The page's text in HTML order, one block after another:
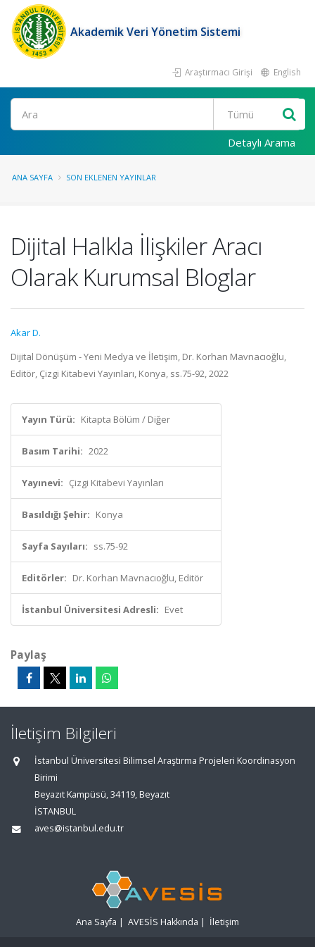
Akademik Veri Yönetim Sistemi
Araştırmacı Girişi English
Ara
Detaylı Arama
ANA SAYFA SON EKLENEN YAYINLAR
Dijital Halkla İlişkiler Aracı
Olarak Kurumsal Bloglar
Akar D.
Dijital Dönüşüm - Yeni Medya ve İletişim, Dr. Korhan Mavnacıoğlu,
Editör, Çizgi Kitabevi Yayınları, Konya, ss.75-92, 2022
Yayın Türü: Kitapta Bölüm / Diğer
Basım Tarihi: 2022
Yayınevi: Çizgi Kitabevi Yayınları
Basıldığı Şehir: Konya
Sayfa Sayıları: ss.75-92
Editörler: Dr. Korhan Mavnacıoğlu, Editör
İstanbul Üniversitesi Adresli: Evet
Paylaş
İletişim Bilgileri
İstanbul Üniversitesi Bilimsel Araştırma Projeleri Koordinasyon
Birimi
Beyazıt Kampüsü, 34119, Beyazıt
İSTANBUL
aves@istanbul.edu.tr
Ana Sayfa | AVESİS Hakkında | İletişim